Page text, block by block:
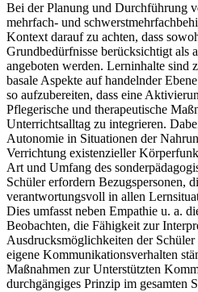
Bei der Planung und Durchführung
mehrfach- und
Kontext darauf zu achten, dass
Grundbedürfnisse berücksichtigt als
angeboten werden. Lerninhalte sind
basale Aspekte auf handelnder
so aufzubereiten, dass eine
Pflegerische und therapeutische
Unterrichtsalltag zu integrieren.
Autonomie in Situationen der
Verrichtung existenzieller
Art und Umfang des
Schüler erfordern Bezugspersonen,
verantwortungsvoll in allen
Dies umfasst neben Empathie u. a.
Beobachten, die Fähigkeit zur
Ausdrucksmöglichkeiten der
eigene Kommunikationsverhalten
Maßnahmen zur Unterstützten
durchgängiges Prinzip im gesamten